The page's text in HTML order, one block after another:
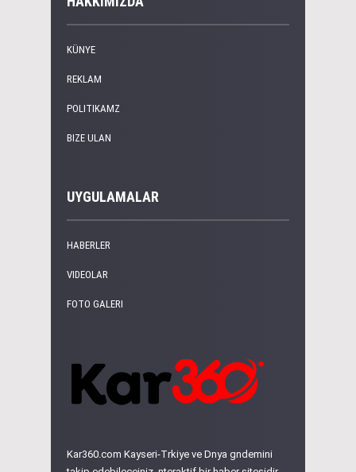
KÜNYE
REKLAM
POLITIKAMZ
BIZE ULAN
UYGULAMALAR
HABERLER
VIDEOLAR
FOTO GALERI
Kar360.com Kayseri-Trkiye ve Dnya gndemini